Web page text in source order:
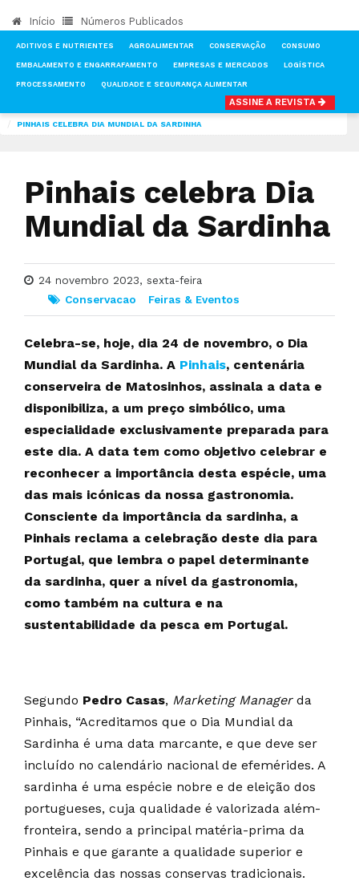
Início Números Publicados
ADITIVOS E NUTRIENTES AGROALIMENTAR CONSERVAÇÃO CONSUMO
EMBALAMENTO E ENGARRAFAMENTO EMPRESAS E MERCADOS LOGÍSTICA
PROCESSAMENTO QUALIDADE E SEGURANÇA ALIMENTAR
ASSINE A REVISTA
PINHAIS CELEBRA DIA MUNDIAL DA SARDINHA
Pinhais celebra Dia
Mundial da Sardinha
24 novembro 2023, sexta-feira
Conservacao
Feiras & Eventos
Celebra-se, hoje, dia 24 de novembro, o Dia
Mundial da Sardinha. A Pinhais, centenária
conserveira de Matosinhos, assinala a data e
disponibiliza, a um preço simbólico, uma
especialidade exclusivamente preparada para
este dia. A data tem como objetivo celebrar e
reconhecer a importância desta espécie, uma
das mais icónicas da nossa gastronomia.
Consciente da importância da sardinha, a
Pinhais reclama a celebração deste dia para
Portugal, que lembra o papel determinante
da sardinha, quer a nível da gastronomia,
como também na cultura e na
sustentabilidade da pesca em Portugal.
Segundo Pedro Casas, Marketing Managerda
Pinhais, “Acreditamos que o Dia Mundial da
Sardinha é uma data marcante, e que deve ser
incluído no calendário nacional de efemérides. A
sardinha é uma espécie nobre e de eleição dos
portugueses, cuja qualidade é valorizada além-
fronteira, sendo a principal matéria-prima da
Pinhais e que garante a qualidade superior e
excelência das nossas conservas tradicionais.